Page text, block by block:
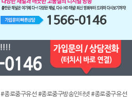
#종로중구유선 #종로중구방송인터넷 #종로중구유선